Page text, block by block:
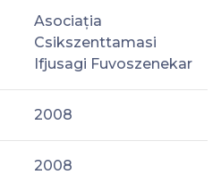
Asociația
Csikszenttamasi
Ifjusagi Fuvoszenekar
2008
2008